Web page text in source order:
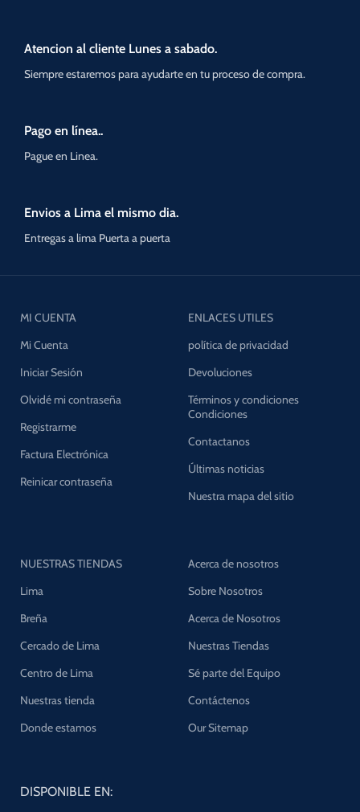
Atencion al cliente Lunes a sabado.
Siempre estaremos para ayudarte en tu proceso de compra.
Pago en línea..
Pague en Linea.
Envios a Lima el mismo dia.
Entregas a lima Puerta a puerta
MI CUENTA
Mi Cuenta
Iniciar Sesión
Olvidé mi contraseña
Registrarme
Factura Electrónica
Reinicar contraseña
ENLACES UTILES
política de privacidad
Devoluciones
Términos y condiciones
Condiciones
Contactanos
Últimas noticias
Nuestra mapa del sitio
NUESTRAS TIENDAS
Lima
Breña
Cercado de Lima
Centro de Lima
Nuestras tienda
Donde estamos
Acerca de nosotros
Sobre Nosotros
Acerca de Nosotros
Nuestras Tiendas
Sé parte del Equipo
Contáctenos
Our Sitemap
DISPONIBLE EN: